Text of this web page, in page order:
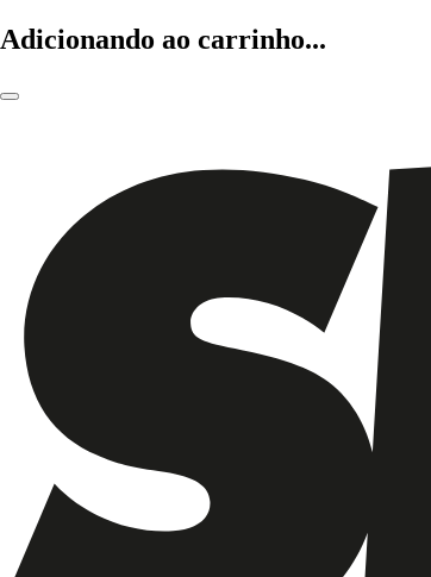
Adicionando ao carrinho...